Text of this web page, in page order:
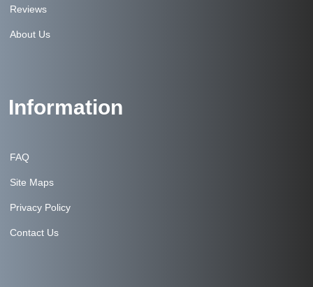
Reviews
About Us
Information
FAQ
Site Maps
Privacy Policy
Contact Us